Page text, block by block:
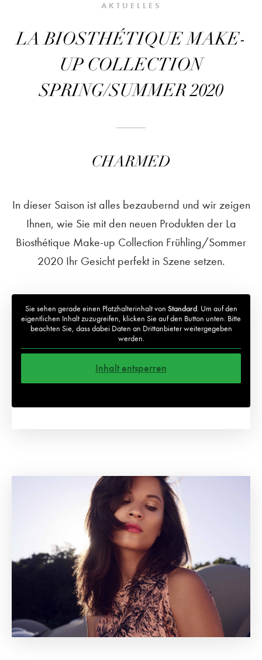
AKTUELLES
LA BIOSTHÉTIQUE MAKE-
UP COLLECTION
SPRING/SUMMER 2020
CHARMED
In dieser Saison ist alles bezaubernd und wir zeigen
Ihnen, wie Sie mit den neuen Produkten der La
Biosthétique Make-up Collection Frühling/Sommer
2020 Ihr Gesicht perfekt in Szene setzen.
Sie sehen gerade einen Platzhalterinhalt von Standard. Um auf den
eigentlichen Inhalt zuzugreifen, klicken Sie auf den Button unten. Bitte
beachten Sie, dass dabei Daten an Drittanbieter weitergegeben
werden.
Inhalt entsperren